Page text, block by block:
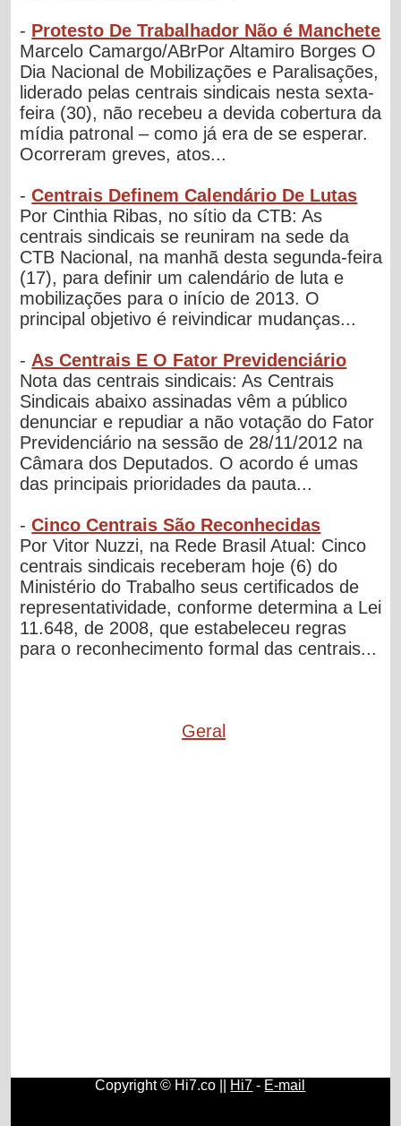
- Protesto De Trabalhador Não é Manchete
Marcelo Camargo/ABrPor Altamiro Borges O
Dia Nacional de Mobilizações e Paralisações,
liderado pelas centrais sindicais nesta sexta-
feira (30), não recebeu a devida cobertura da
mídia patronal – como já era de se esperar.
Ocorreram greves, atos...
-Centrais Definem Calendário De Lutas
Por Cinthia Ribas, no sítio da CTB: As
centrais sindicais se reuniram na sede da
CTB Nacional, na manhã desta segunda-feira
(17), para definir um calendário de luta e
mobilizações para o início de 2013. O
principal objetivo é reivindicar mudanças...
- As Centrais E O Fator Previdenciário
Nota das centrais sindicais: As Centrais
Sindicais abaixo assinadas vêm a público
denunciar e repudiar a não votação do Fator
Previdenciário na sessão de 28/11/2012 na
Câmara dos Deputados. O acordo é umas
das principais prioridades da pauta...
-Cinco Centrais São Reconhecidas
Por Vitor Nuzzi, na Rede Brasil Atual: Cinco
centrais sindicais receberam hoje (6) do
Ministério do Trabalho seus certificados de
representatividade, conforme determina a Lei
11.648, de 2008, que estabeleceu regras
para o reconhecimento formal das centrais...
Geral
Copyright © Hi7.co || Hi7 - E-mail